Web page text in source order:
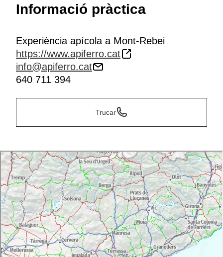
Informació pràctica
Experiència apícola a Mont-Rebei
https://www.apiferro.cat
info@apiferro.cat
640 711 394
Trucar